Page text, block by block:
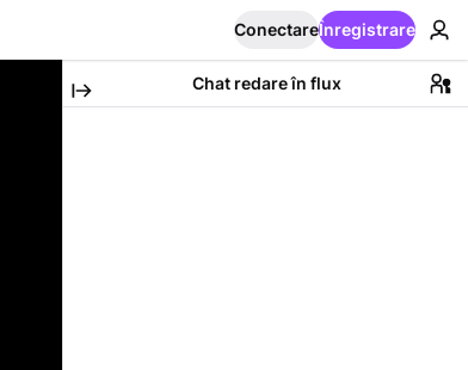
ConectareÎnregistrare
Chat redare în flux